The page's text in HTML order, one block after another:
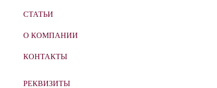
СТАТЬИ
О КОМПАНИИ
КОНТАКТЫ
РЕКВИЗИТЫ